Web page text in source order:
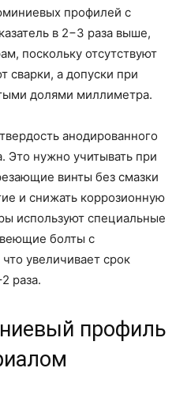
профилей с
в 2−3 раза выше,
поскольку отсутствуют
сварки, а допуски при
долями миллиметра.
анодированного
Это нужно учитывать при
винты без смазки
и снижать коррозионную
используют специальные
болты с
увеличивает срок
раза.
профиль